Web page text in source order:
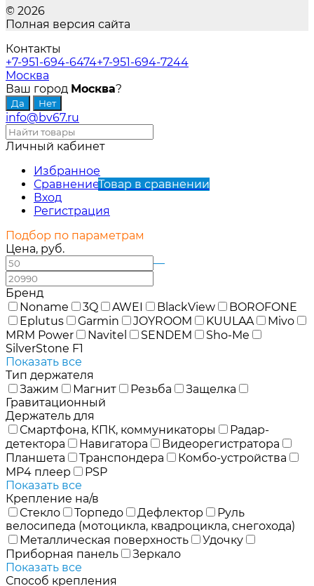
© 2026
Полная версия сайта
Контакты
+7-951-694-6474+7-951-694-7244
Москва
Ваш город Москва?
info@bv67.ru
Личный кабинет
Избранное
СравнениеТовар в сравнении
Вход
Регистрация
Подбор по параметрам
Цена, руб.
—
Бренд
Noname
3Q AWEI BlackView
BOROFONE
Eplutus
Garmin JOYROOM KUULAA
Mivo
MRM Power
Navitel SENDEM
Sho-Me
SilverStone F1
Показать все
Тип держателя
Зажим
Магнит Резьба
Защелка
Гравитационный
Держатель для
Смартфона, КПК, коммуникаторы
Радар-
детектора
Навигатора
Видеорегистратора
Планшета
Транспондера
Комбо-устройства
MP4 плеер
PSP
Показать все
Крепление на/в
Стекло
Торпедо Дефлектор
Руль
велосипеда (мотоцикла, квадроцикла, снегохода)
Металлическая поверхность
Удочку
Приборная панель
Зеркало
Показать все
Способ крепления